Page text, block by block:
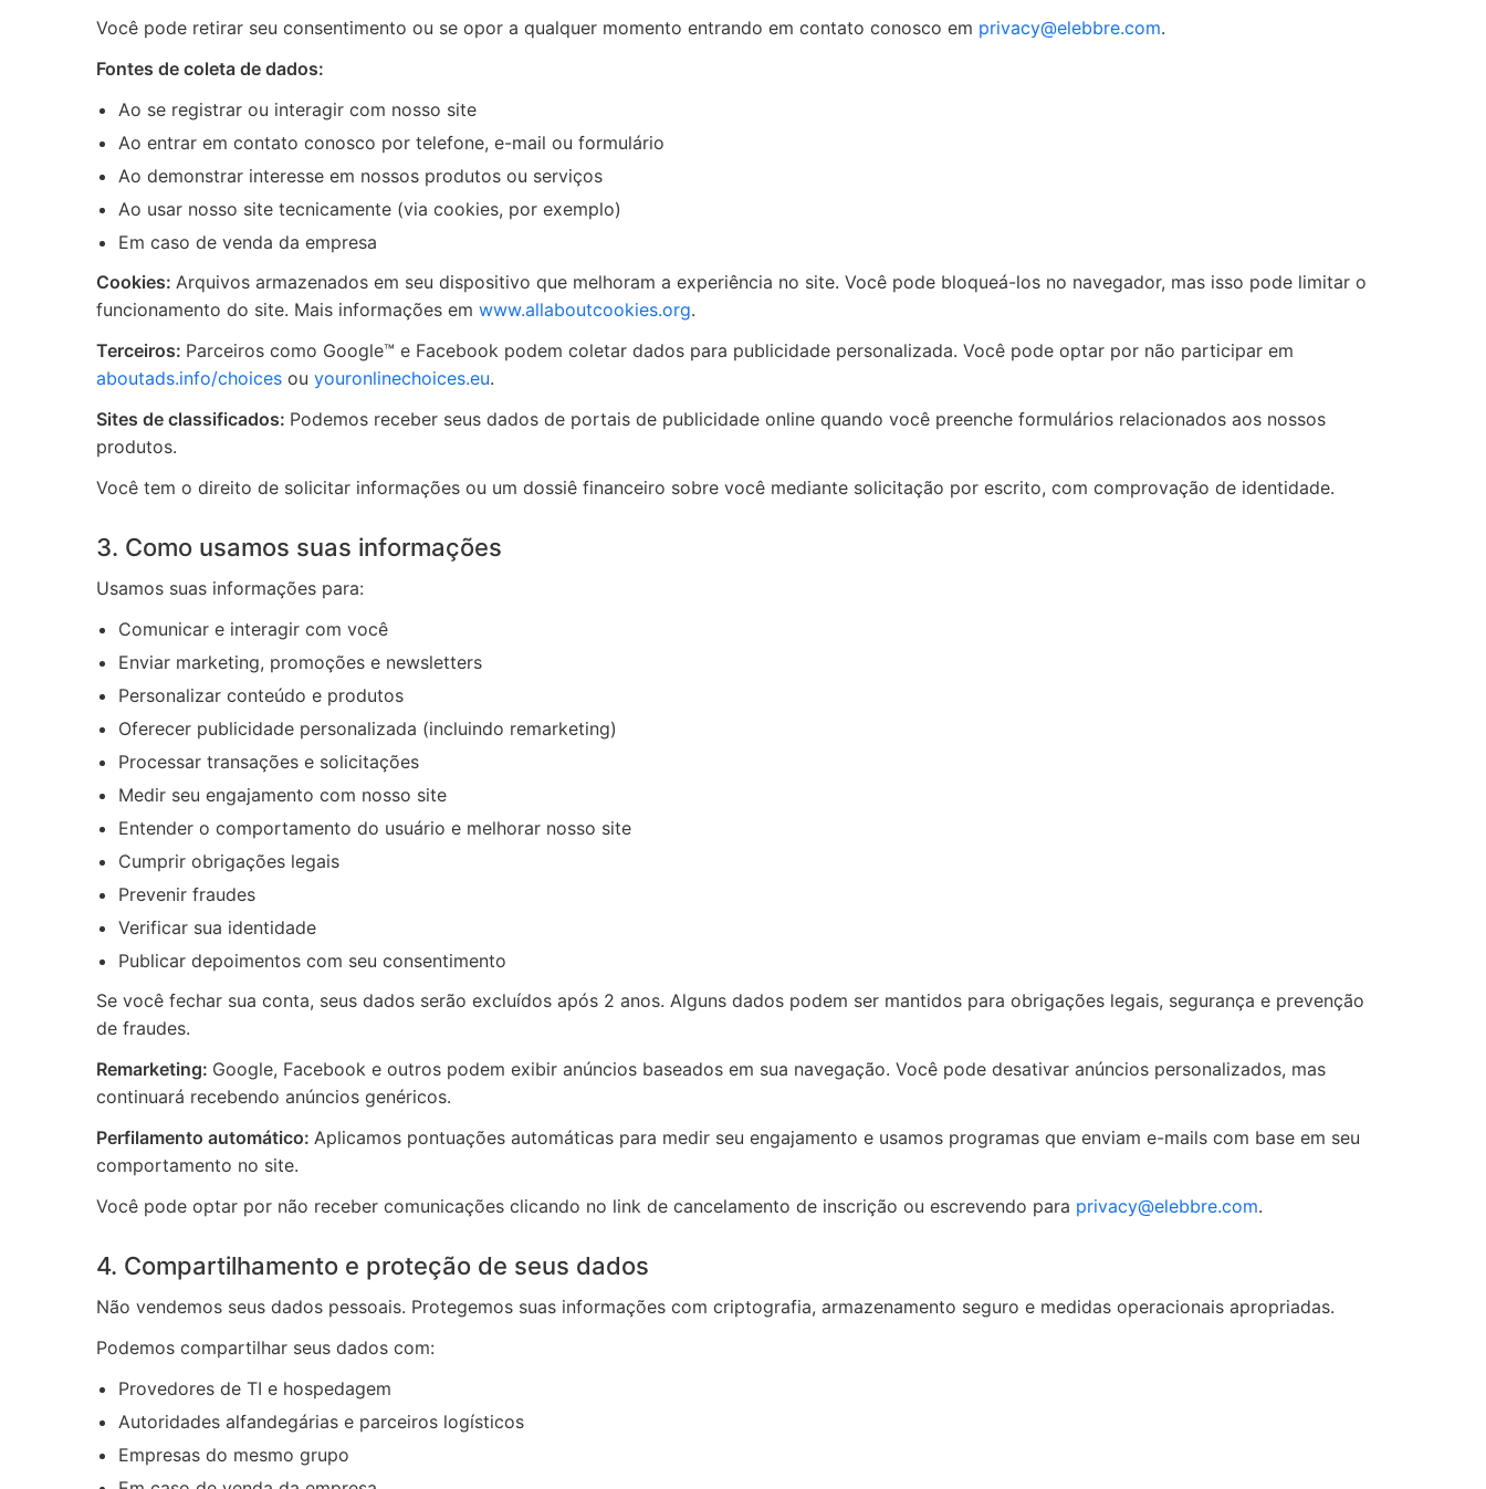
Você pode retirar seu consentimento ou se opor a qualquer momento entrando em contato conosco em privacy@elebbre.com.
Fontes de coleta de dados:
Ao se registrar ou interagir com nosso site
Ao entrar em contato conosco por telefone, e-mail ou formulário
Ao demonstrar interesse em nossos produtos ou serviços
Ao usar nosso site tecnicamente (via cookies, por exemplo)
Em caso de venda da empresa
Cookies: Arquivos armazenados em seu dispositivo que melhoram a experiência no site. Você pode bloqueá-los no navegador, mas isso pode limitar o
funcionamento do site. Mais informações em www.allaboutcookies.org.
Terceiros: Parceiros como Google™ e Facebook podem coletar dados para publicidade personalizada. Você pode optar por não participar em
aboutads.info/choices ou youronlinechoices.eu.
Sites de classificados: Podemos receber seus dados de portais de publicidade online quando você preenche formulários relacionados aos nossos
produtos.
Você tem o direito de solicitar informações ou um dossiê financeiro sobre você mediante solicitação por escrito, com comprovação de identidade.
3. Como usamos suas informações
Usamos suas informações para:
Comunicar e interagir com você
Enviar marketing, promoções e newsletters
Personalizar conteúdo e produtos
Oferecer publicidade personalizada (incluindo remarketing)
Processar transações e solicitações
Medir seu engajamento com nosso site
Entender o comportamento do usuário e melhorar nosso site
Cumprir obrigações legais
Prevenir fraudes
Verificar sua identidade
Publicar depoimentos com seu consentimento
Se você fechar sua conta, seus dados serão excluídos após 2 anos. Alguns dados podem ser mantidos para obrigações legais, segurança e prevenção
de fraudes.
Remarketing: Google, Facebook e outros podem exibir anúncios baseados em sua navegação. Você pode desativar anúncios personalizados, mas
continuará recebendo anúncios genéricos.
Perfilamento automático: Aplicamos pontuações automáticas para medir seu engajamento e usamos programas que enviam e-mails com base em seu
comportamento no site.
Você pode optar por não receber comunicações clicando no link de cancelamento de inscrição ou escrevendo para privacy@elebbre.com.
4. Compartilhamento e proteção de seus dados
Não vendemos seus dados pessoais. Protegemos suas informações com criptografia, armazenamento seguro e medidas operacionais apropriadas.
Podemos compartilhar seus dados com:
Provedores de TI e hospedagem
Autoridades alfandegárias e parceiros logísticos
Empresas do mesmo grupo